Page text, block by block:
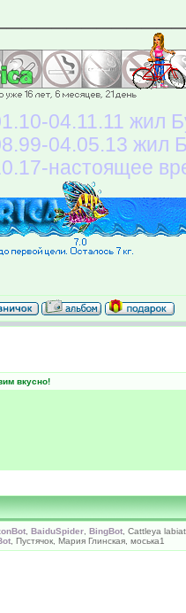
04.11.11 жил
04.05.13 жил
настоящее
вкусно!
BaiduSpider BingBot , Cattleya
, Пустячок, Мария Глинская, моська1